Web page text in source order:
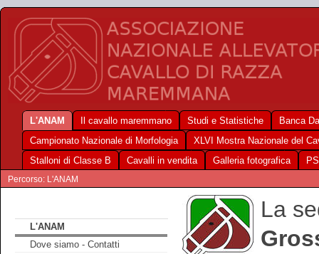
L'ANAM Il cavallo maremmano Studi e Statistiche
Banca
Campionato Nazionale di Morfologia
XLVI Mostra Nazionale del
Stalloni di Classe B
Cavalli in vendita Galleria fotografica
Percorso: L'ANAM
L'ANAM
Dove siamo - Contatti
La